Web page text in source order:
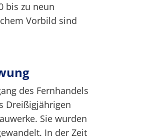
bis zu neun
Vorbild sind
des Fernhandels
Dreißigjährigen
Sie wurden
In der Zeit